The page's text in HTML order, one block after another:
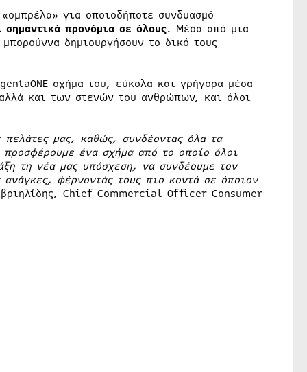
για οποιοδήποτε συνδυασμό
σημαντικά προνόμια σε όλους. Μέσα από μια
δημιουργήσουν το δικό τους
σχήμα του, εύκολα και γρήγορα μέσα
αλλά και των στενών του ανθρώπων, και όλοι
μας, καθώς, συνδέοντας όλα τα
ένα σχήμα από το οποίο όλοι
τη νέα μας υπόσχεση, να συνδέουμε τον
φέρνοντάς τους πιο κοντά σε όποιον
Chief Commercial Officer Consumer